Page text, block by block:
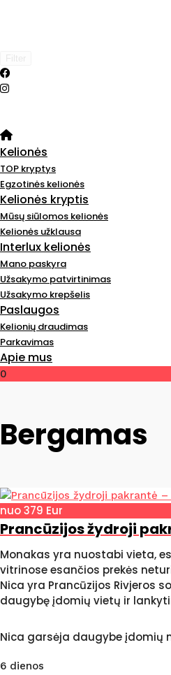
Kelionės
TOP kryptys
Egzotinės kelionės
Kelionės kryptis
Mūsų siūlomos kelionės
Kelionės užklausa
Interlux kelionės
Mano paskyra
Užsakymo patvirtinimas
Užsakymo krepšelis
Paslaugos
Kelionių draudimas
Parkavimas
Apie mus
0
Bergamas
nuo 379 Eur
Prancūzijos žydroji
Monakas yra nuostabi vieta,
vitrinose esančios prekės
Nica yra Prancūzijos Rivjeros
daugybę įdomių vietų ir
Nica garsėja daugybe įdomių
6 dienos